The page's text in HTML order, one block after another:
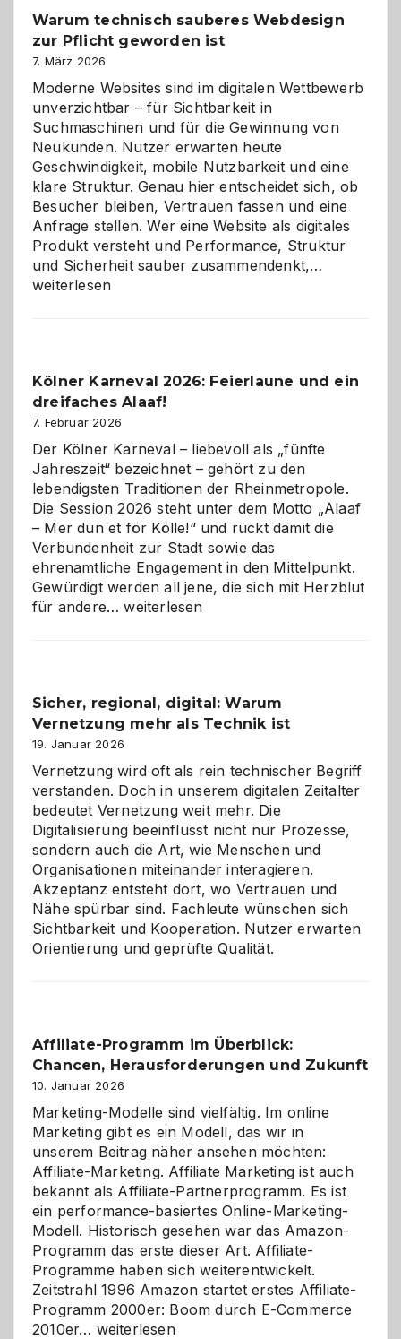
den
Logikrätseln
Warum technisch sauberes Webdesign
zur Pflicht geworden ist
7. März 2026
Moderne Websites sind im digitalen Wettbewerb
unverzichtbar – für Sichtbarkeit in
Suchmaschinen und für die Gewinnung von
Neukunden. Nutzer erwarten heute
Geschwindigkeit, mobile Nutzbarkeit und eine
klare Struktur. Genau hier entscheidet sich, ob
Besucher bleiben, Vertrauen fassen und eine
Anfrage stellen. Wer eine Website als digitales
Produkt versteht und Performance, Struktur
und Sicherheit sauber zusammendenkt,…
geworden
weiterlesen
Kölner Karneval 2026: Feierlaune und ein
dreifaches Alaaf!
7. Februar 2026
Der Kölner Karneval – liebevoll als „fünfte
Jahreszeit“ bezeichnet – gehört zu den
lebendigsten Traditionen der Rheinmetropole.
Die Session 2026 steht unter dem Motto „Alaaf
– Mer dun et för Kölle!“ und rückt damit die
Verbundenheit zur Stadt sowie das
ehrenamtliche Engagement in den Mittelpunkt.
Gewürdigt werden all jene, die sich mit Herzblut
für andere…Kölner
ein
dreifaches
Alaaf!
weiterlesen
Sicher, regional, digital: Warum
Vernetzung mehr als Technik ist
19. Januar 2026
Vernetzung wird oft als rein technischer Begriff
verstanden. Doch in unserem digitalen Zeitalter
bedeutet Vernetzung weit mehr. Die
Digitalisierung beeinflusst nicht nur Prozesse,
sondern auch die Art, wie Menschen und
Organisationen miteinander interagieren.
Akzeptanz entsteht dort, wo Vertrauen und
Nähe spürbar sind. Fachleute wünschen sich
Sichtbarkeit und Kooperation. Nutzer erwarten
Orientierung und geprüfte Qualität.
Affiliate-Programm im Überblick:
Chancen, Herausforderungen und Zukunft
10. Januar 2026
Marketing-Modelle sind vielfältig. Im online
Marketing gibt es ein Modell, das wir in
unserem Beitrag näher ansehen möchten:
Affiliate-Marketing. Affiliate Marketing ist auch
bekannt als Affiliate-Partnerprogramm. Es ist
ein performance-basiertes Online-Marketing-
Modell. Historisch gesehen war das Amazon-
Programm das erste dieser Art. Affiliate-
Programme haben sich weiterentwickelt.
Zeitstrahl 1996 Amazon startet erstes Affiliate-
Programm 2000er: Boom durch E-Commerce
2010er… Affiliate-
weiterlesen